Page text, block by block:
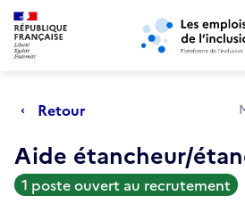
Aller au menu principal Aller au
Retour
Aide étancheur/
1 poste ouvert au recrutement
Retour au début de la page
Panneau de gestion des cookies